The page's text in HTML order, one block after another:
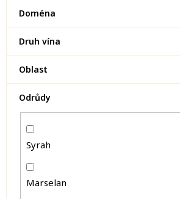
Doména
Druh vína
Oblast
Odrůdy
Syrah
Marselan